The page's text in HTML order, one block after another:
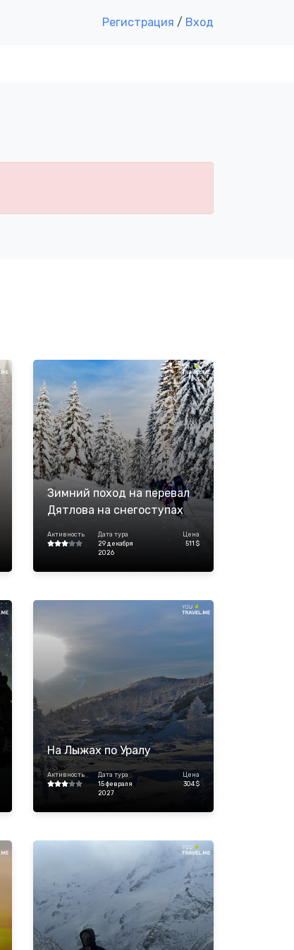
Регистрация / Вход
Зимний поход на перевал
Дятлова на снегоступах
Активность
Дата тура
29 декабря
2026
Цена
511 $
На Лыжах по Уралу
Активность
Дата тура
15 февраля
2027
Цена
304 $